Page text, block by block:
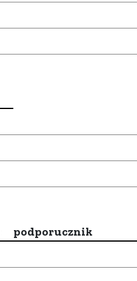
podporucznik